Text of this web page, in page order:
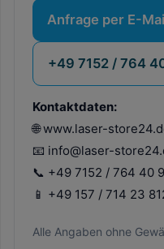
Anfrage per E-
+49 7152 / 764
Kontaktdaten:
🌐 www.laser-
📧 info@laser-
📞 +49 7152 / 764 40
📱 +49 157 / 714 23
Alle Angaben ohne